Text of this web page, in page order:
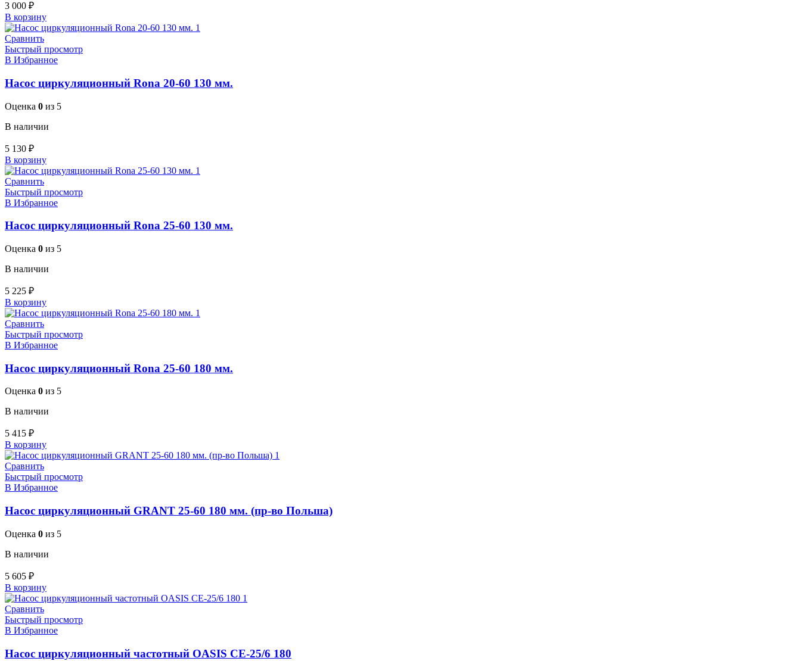
3 000 ₽
В корзину
Сравнить
Быстрый просмотр
В Избранное
Насос циркуляционный Rona 20-60 130 мм.
Оценка 0 из 5
В наличии
5 130 ₽
В корзину
Сравнить
Быстрый просмотр
В Избранное
Насос циркуляционный Rona 25-60 130 мм.
Оценка 0 из 5
В наличии
5 225 ₽
В корзину
Сравнить
Быстрый просмотр
В Избранное
Насос циркуляционный Rona 25-60 180 мм.
Оценка 0 из 5
В наличии
5 415 ₽
В корзину
Сравнить
Быстрый просмотр
В Избранное
Насос циркуляционный GRANT 25-60 180 мм. (пр-во Польша)
Оценка 0 из 5
В наличии
5 605 ₽
В корзину
Сравнить
Быстрый просмотр
В Избранное
Насос циркуляционный частотный OASIS CE-25/6 180